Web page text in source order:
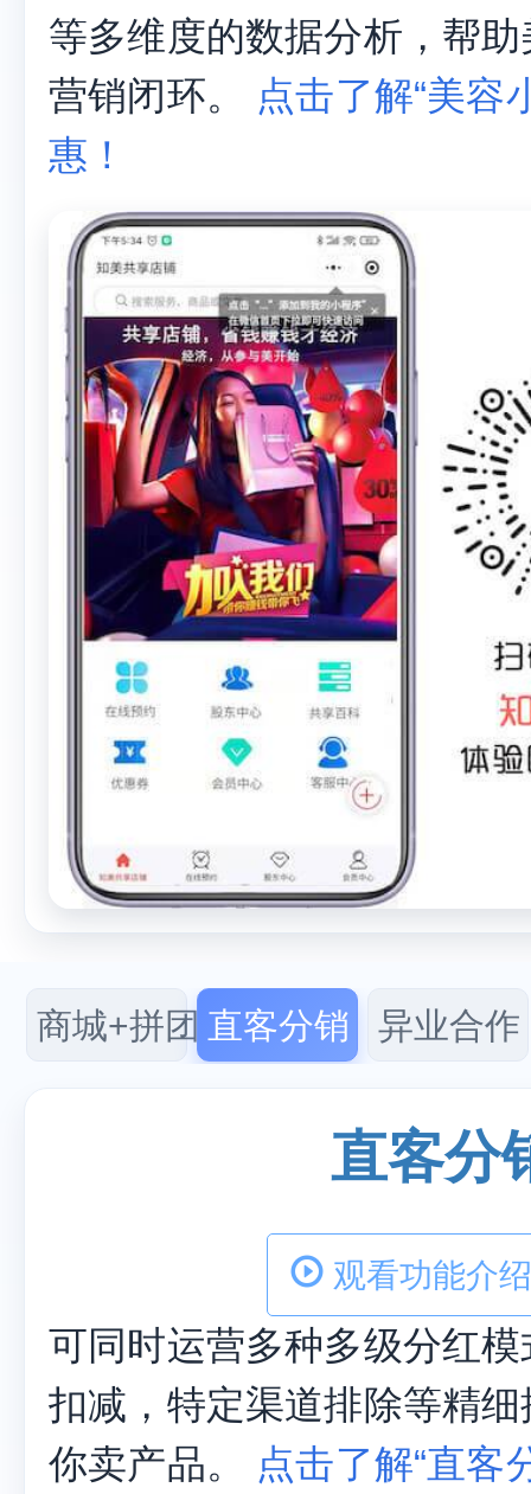
等多维度的数据分析，帮
营销闭环。
点击了解“美容
惠！
商城+拼团 直客分销 异业合作
直客分
观看功能介
可同时运营多种多级分红
扣减，特定渠道排除等精
你卖产品。
点击了解“直客